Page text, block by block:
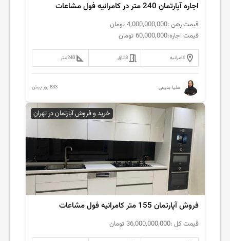
اجاره آپارتمان 240 متر در کامرانیه فول مشاعات
قیمت رهن :4,000,000,000 تومان
قیمت اجاره:60,000,000 تومان
کامرانیه 3اتاق 240متر
هلیا بدیعی 833 روز پیش
خرید و فروش آپارتمان در تهران
فروش آپارتمان 155 متر کامرانیه فول مشاعات
قیمت کل :36,000,000,000 تومان